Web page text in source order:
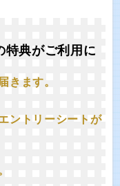
特典がご利用に
きます。
ントリーシートが